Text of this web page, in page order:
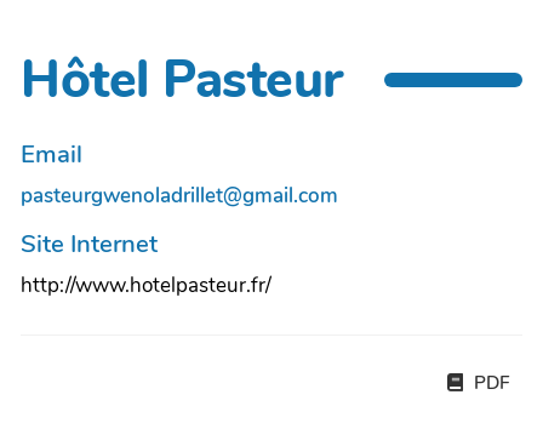
Hôtel Pasteur
Email
pasteurgwenoladrillet@gmail.com
Site Internet
http://www.hotelpasteur.fr/
PDF